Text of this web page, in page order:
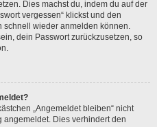
Dies machst du, indem du auf der
vergessen“ klickst und den
schnell wieder anmelden können.
dein Passwort zurückzusetzen, so
„Angemeldet bleiben“ nicht
angemeldet. Dies verhindert den